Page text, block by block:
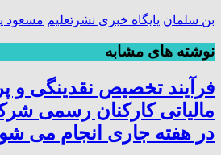
بن سلمان پایگاه خبری نشرتعلیم مسعود
نوشته های مشابه
فرآیند تخصیص نقدینگی و
مالیاتی کارکنان رسمی
در هفته جاری انجام می